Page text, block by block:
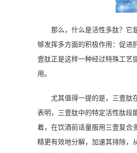
那么，什么是活性多肽？它
够发挥多方面的积极作用：促进
壹肽正是这样一种经过特殊工艺
用。
尤其值得一提的是，三壹肽
表明，三壹肽中的特定活性肽段
着，在饮酒前适量服用三壹复合
精更有效地分解，加速其排除，